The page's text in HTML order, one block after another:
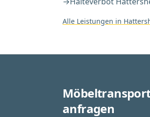
Alle Leistungen in
anfragen